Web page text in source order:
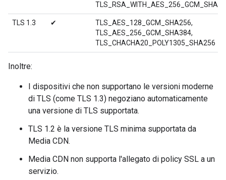
TLS 1.3 ✔
TLS_AES_128_GCM_SHA256,
TLS_AES_256_GCM_SHA384,
TLS_CHACHA20_POLY1305_SHA256
Inoltre:
I dispositivi che non supportano le versioni moderne
di TLS (come TLS 1.3) negoziano automaticamente
una versione di TLS supportata.
TLS 1.2 è la versione TLS minima supportata da
Media CDN.
Media CDN non supporta l'allegato di policy SSL a un
servizio.